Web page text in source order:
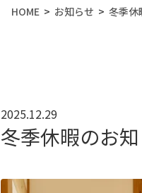
HOME お知らせ 冬季休
2025.12.29
冬季休暇のお